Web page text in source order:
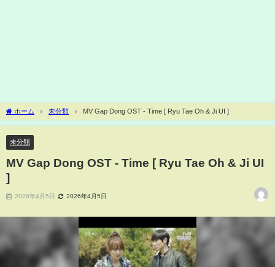
ホーム 未分類 MV Gap Dong OST - Time [ Ryu Tae Oh & Ji UI ]
未分類
MV Gap Dong OST - Time [ Ryu Tae Oh & Ji UI
]
2026年4月5日 2026年4月5日